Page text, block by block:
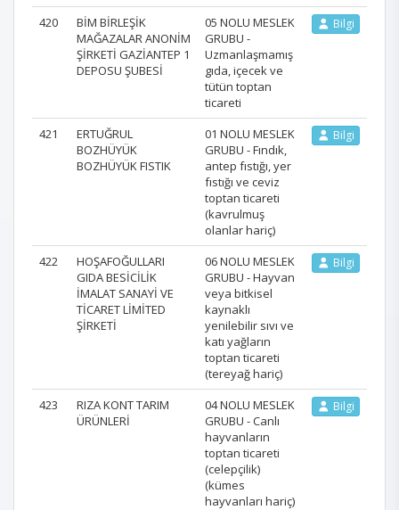
420
BİM BİRLEŞİK
MAĞAZALAR ANONİM
ŞİRKETİ GAZİANTEP 1
DEPOSU ŞUBESİ
05 NOLU MESLEK
GRUBU -
Uzmanlaşmamış
gıda, içecek ve
tütün toptan
ticareti
Bilgi
421
ERTUĞRUL
BOZHÜYÜK
BOZHÜYÜK FISTIK
01 NOLU MESLEK
GRUBU - Fındık,
antep fıstığı, yer
fıstığı ve ceviz
toptan ticareti
(kavrulmuş
olanlar hariç)
Bilgi
422
HOŞAFOĞULLARI
GIDA BESİCİLİK
İMALAT SANAYİ VE
TİCARET LİMİTED
ŞİRKETİ
06 NOLU MESLEK
GRUBU - Hayvan
veya bitkisel
kaynaklı
yenilebilir sıvı ve
katı yağların
toptan ticareti
(tereyağ hariç)
Bilgi
423
RIZA KONT TARIM
ÜRÜNLERİ
04 NOLU MESLEK
GRUBU - Canlı
hayvanların
toptan ticareti
(celepçilik)
(kümes
hayvanları hariç)
Bilgi